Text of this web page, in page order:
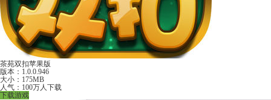
茶苑双扣苹果版
版本：1.0.0.946
大小：175MB
人气：100万人下载
下载游戏